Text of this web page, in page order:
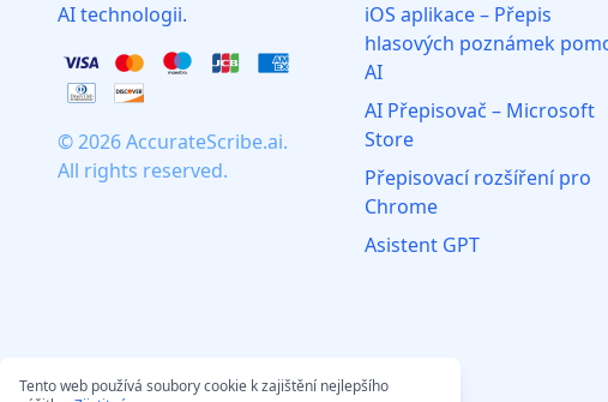
AI technologii.
© 2026 AccurateScribe.ai.
All rights reserved.
iOS aplikace – Přepis
hlasových poznámek
AI
AI Přepisovač – Microsoft
Store
Přepisovací rozšíření pro
Chrome
Asistent GPT
Tento web používá soubory cookie k zajištění nejlepšího